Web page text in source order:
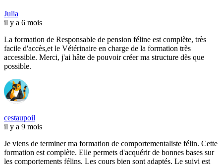
Julia
il y a 6 mois
La formation de Responsable de pension féline est complète, très
facile d'accès,et le Vétérinaire en charge de la formation très
accessible. Merci, j'ai hâte de pouvoir créer ma structure dès que
possible.
cestaupoil
il y a 9 mois
Je viens de terminer ma formation de comportementaliste félin. Cette
formation est complète. Elle permets d'acquérir de bonnes bases sur
les comportements félins. Les cours bien sont adaptés. Le suivi est